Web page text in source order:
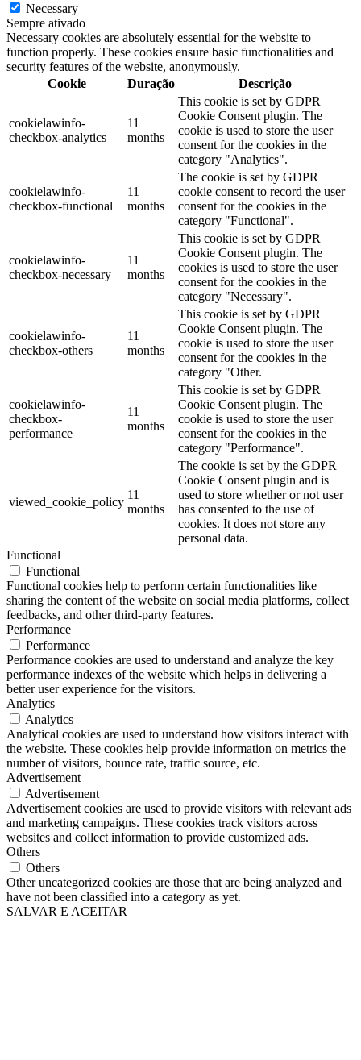
Necessary
Sempre ativado
Necessary cookies are absolutely essential for the website to
function properly. These cookies ensure basic functionalities and
security features of the website, anonymously.
Cookie
Duração Descrição
cookielawinfo-
checkbox-analytics
11
months
This cookie is set by GDPR
Cookie Consent plugin. The
cookie is used to store the user
consent for the cookies in the
category "Analytics".
cookielawinfo-
checkbox-functional
11
months
The cookie is set by GDPR
cookie consent to record the user
consent for the cookies in the
category "Functional".
cookielawinfo-
checkbox-necessary
11
months
This cookie is set by GDPR
Cookie Consent plugin. The
cookies is used to store the user
consent for the cookies in the
category "Necessary".
cookielawinfo-
checkbox-others
11
months
This cookie is set by GDPR
Cookie Consent plugin. The
cookie is used to store the user
consent for the cookies in the
category "Other.
cookielawinfo-
checkbox-
performance
11
months
This cookie is set by GDPR
Cookie Consent plugin. The
cookie is used to store the user
consent for the cookies in the
category "Performance".
viewed_cookie_policy
11
months
The cookie is set by the GDPR
Cookie Consent plugin and is
used to store whether or not user
has consented to the use of
cookies. It does not store any
personal data.
Functional
Functional
Functional cookies help to perform certain functionalities like
sharing the content of the website on social media platforms, collect
feedbacks, and other third-party features.
Performance
Performance
Performance cookies are used to understand and analyze the key
performance indexes of the website which helps in delivering a
better user experience for the visitors.
Analytics
Analytics
Analytical cookies are used to understand how visitors interact with
the website. These cookies help provide information on metrics the
number of visitors, bounce rate, traffic source, etc.
Advertisement
Advertisement
Advertisement cookies are used to provide visitors with relevant ads
and marketing campaigns. These cookies track visitors across
websites and collect information to provide customized ads.
Others
Others
Other uncategorized cookies are those that are being analyzed and
have not been classified into a category as yet.
SALVAR E ACEITAR